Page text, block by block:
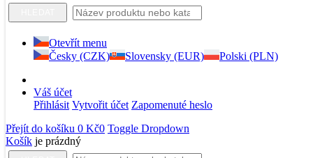
Otevřít menu
Česky (CZK)
Slovensky (EUR) Polski (PLN)
Váš účet
Přihlásit Vytvořit účet Zapomenuté heslo
Přejít do košíku 0 Kč0 Toggle Dropdown
Košík je prázdný